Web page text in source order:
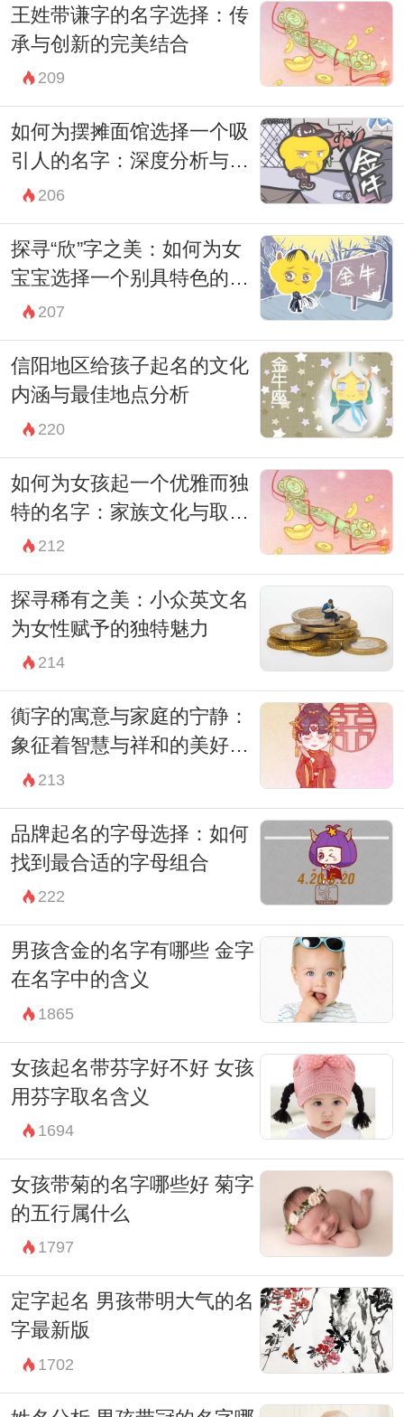
成功的期待。这样的名字有助于培养孩子的
自信心，使其在学习和生活中持续发光发
热。
值得一提的是，名字中的字音也非常重要。
一个具有好韵律感的名字，容易让人记住。
如上述提到的“浩毅”、“明熙”，这些名字不仅
意义深远，而且在读音上也富有节奏感，能
够给人留下深刻的印象。这样的名字常常会
在生活中带给孩子更多的正能量。
命名也是一种传统的方法。这种方式可以依
据孩子出生时的时间、地点、气候等因素，
来选择最适合其命格的字。通过这样的方
式，名字不仅在意义上能给人们带来美好的
期望，还能在某种程度上调和孩子的运势，
增进其健康、事业运等。
另外，许多父母在选择名字时，会倾向于选
择一些富有文化内涵的字，
如“书”、“礼”、“德”等。这样的字在名字中不
仅提升了文化气息，也培养了孩子对传统价
值观的认同感。例如，“书华”这个名字，寓
意着对知识的渴望和追求，培养孩子对学习
的热爱。
在命名的过程中，不妨可以考虑将姓与名的
搭配进行好好的调和。例如，如果姓氏
是“王”，可以尝试与“涛”、“辰”、“宇”等字搭
如“王辰宇”、“王浩涛”等。这样的名字不仅悦
耳动听，也让人感受到姓名之间的协调感。
在选择名字的过程中，很多父母可能会受到
世俗观念的影响，担心选择冷门字会影响孩
子的交际。然而，正是因为个性化的选择，
才能使孩子在众多名字中脱颖而出。个性化
不仅仅是名字的独特，更是反映了父母对孩
子个性发展的认可和支持。
最后，命名是一门艺术，也是一种责任。父
母在为男孩取名时，应该充分考虑到字的意
义、音韵和文化内涵，尽量选择那些寓意积
极、让人愉悦的字。每一个名字背后都蕴藏
着美好的期许，赋予孩子一生的影响力。这
不仅是父母的责任，还是对孩子未来的期
王姓带谦字的名字选择：传
承与创新的完美结合
209
如何为摆摊面馆选择一个吸
引人的名字：深度分析与实
用策略
206
探寻“欣”字之美：如何为女
宝宝选择一个别具特色的名
字 207
信阳地区给孩子起名的文化
内涵与最佳地点分析
220
如何为女孩起一个优雅而独
特的名字：家族文化与取名
技巧的深度探讨
212
探寻稀有之美：小众英文名
为女性赋予的独特魅力
214
衠字的寓意与家庭的宁静：
象征着智慧与祥和的美好生
活 213
品牌起名的字母选择：如何
找到最合适的字母组合
222
男孩含金的名字有哪些 金字
在名字中的含义
1865
女孩起名带芬字好不好 女孩
用芬字取名含义
1694
女孩带菊的名字哪些好 菊字
的五行属什么
1797
定字起名 男孩带明大气的名
字最新版
1702